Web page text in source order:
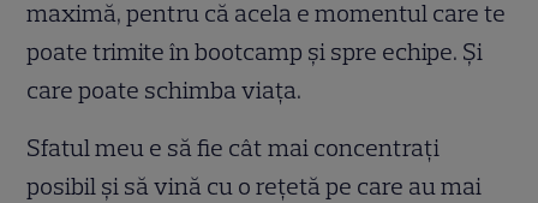
maximă, pentru că acela e momentul care te
poate trimite în bootcamp și spre echipe. Și
care poate schimba viața.
Sfatul meu e să fie cât mai concentrați
posibil și să vină cu o rețetă pe care au mai